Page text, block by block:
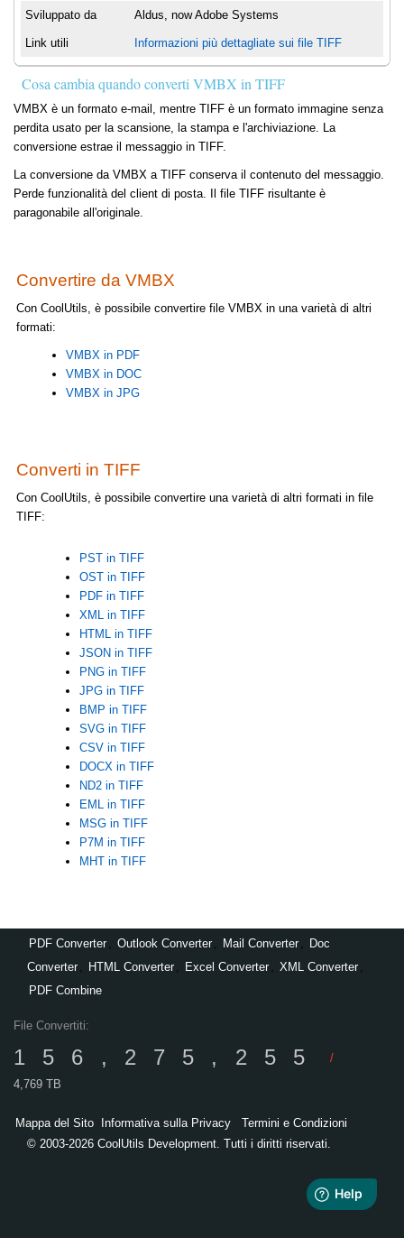
Sviluppato da Aldus, now Adobe Systems
Link utili Informazioni più dettagliate sui file TIFF
Cosa cambia quando converti VMBX in TIFF
VMBX è un formato e-mail, mentre TIFF è un formato immagine senza
perdita usato per la scansione, la stampa e l'archiviazione. La
conversione estrae il messaggio in TIFF.
La conversione da VMBX a TIFF conserva il contenuto del messaggio.
Perde funzionalità del client di posta. Il file TIFF risultante è
paragonabile all'originale.
Convertire da VMBX
Con CoolUtils, è possibile convertire file VMBX in una varietà di altri
formati:
VMBX in PDF
VMBX in DOC
VMBX in JPG
Converti in TIFF
Con CoolUtils, è possibile convertire una varietà di altri formati in file
TIFF:
PST in TIFF
OST in TIFF
PDF in TIFF
XML in TIFF
HTML in TIFF
JSON in TIFF
PNG in TIFF
JPG in TIFF
BMP in TIFF
SVG in TIFF
CSV in TIFF
DOCX in TIFF
ND2 in TIFF
EML in TIFF
MSG in TIFF
P7M in TIFF
MHT in TIFF
PDF Converter , Outlook Converter , Mail Converter ,
Doc
Converter , HTML Converter , Excel Converter , XML Converter ,
PDF Combine
File Convertiti:
156,275,255
/
4,769 TB
Mappa del Sito Informativa sulla Privacy
Termini e Condizioni
© 2003-2026 CoolUtils Development. Tutti i diritti riservati.